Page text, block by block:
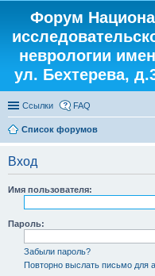
Форум
неврологии
ул. Бехтерева,
Ссылки FAQ
Список форумов
Вход
Имя пользователя:
Пароль:
Забыли пароль?
Повторно выслать письмо для